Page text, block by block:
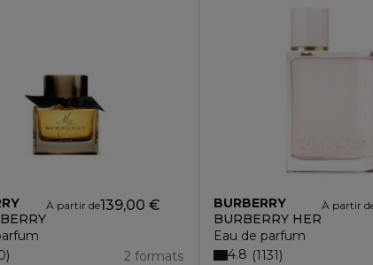
À partir de139,00 €
2 formats
BURBERRY
BURBERRY HER
Eau de parfum
À partir
4.8 1131